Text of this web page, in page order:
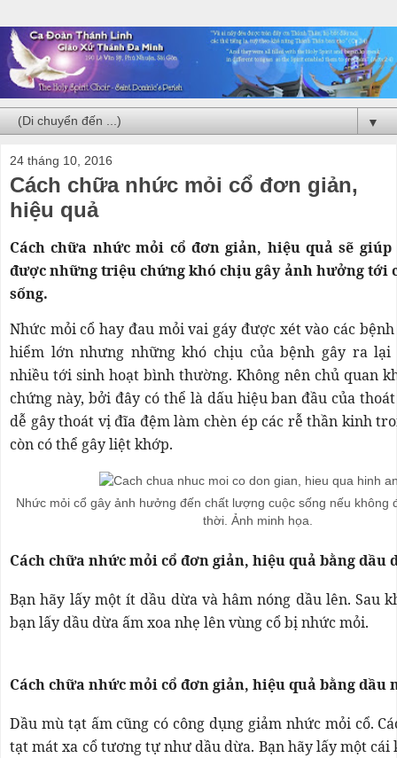
▼
24 tháng 10, 2016
Cách chữa nhức mỏi cổ đơn giản,
hiệu quả
Cách chữa nhức mỏi cổ đơn giản, hiệu quả sẽ giúp
được những triệu chứng khó chịu gây ảnh hưởng tới
sống.
Nhức mỏi cổ hay đau mỏi vai gáy được xét vào các
hiểm lớn nhưng những khó chịu của bệnh gây ra lại
nhiều tới sinh hoạt bình thường. Không nên chủ quan
chứng này, bởi đây có thể là dấu hiệu ban đầu của
dễ gây thoát vị đĩa đệm làm chèn ép các rễ thần kinh
còn có thể gây liệt khớp.
Nhức mỏi cổ gây ảnh hưởng đến chất lượng cuộc sống nếu không
thời. Ảnh minh họa.
Cách chữa nhức mỏi cổ đơn giản, hiệu quả bằng dầu
Bạn hãy lấy một ít dầu dừa và hâm nóng dầu lên. Sau
bạn lấy dầu dừa ấm xoa nhẹ lên vùng cổ bị nhức mỏi.
Cách chữa nhức mỏi cổ đơn giản, hiệu quả bằng dầu
Dầu mù tạt ấm cũng có công dụng giảm nhức mỏi cổ.
tạt mát xa cổ tương tự như dầu dừa. Bạn hãy lấy một cái